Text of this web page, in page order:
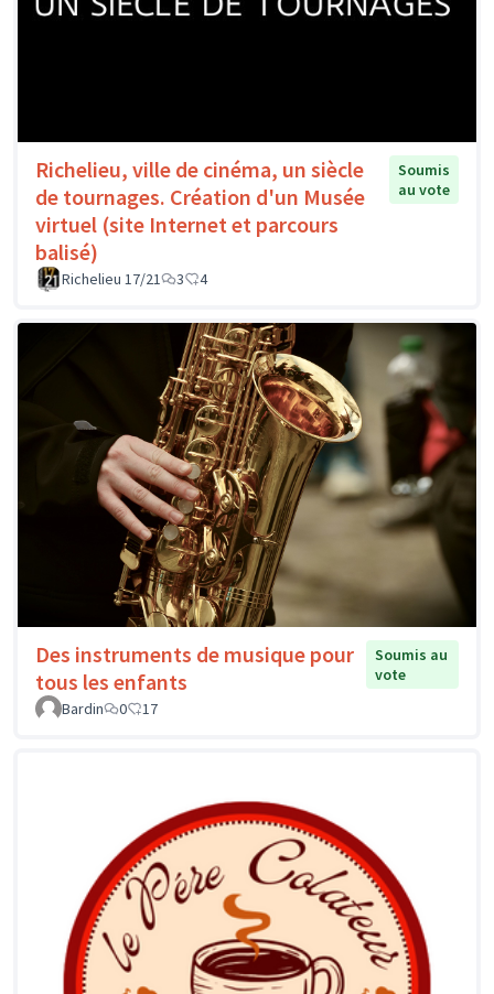
Richelieu, ville de cinéma, un siècle
de tournages. Création d'un Musée
virtuel (site Internet et parcours
balisé)
Soumis
au vote
Richelieu 17/21 3 4
Des instruments de musique pour
tous les enfants
Soumis au
vote
Bardin
0 17